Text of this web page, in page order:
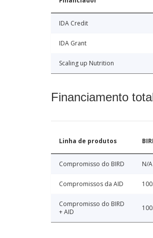
IDA Credit
IDA Grant
Scaling up Nutrition
Financiamento
Linha de produtos
Compromisso do BIRD N/A
Compromissos da AID
Compromisso do BIRD
+ AID